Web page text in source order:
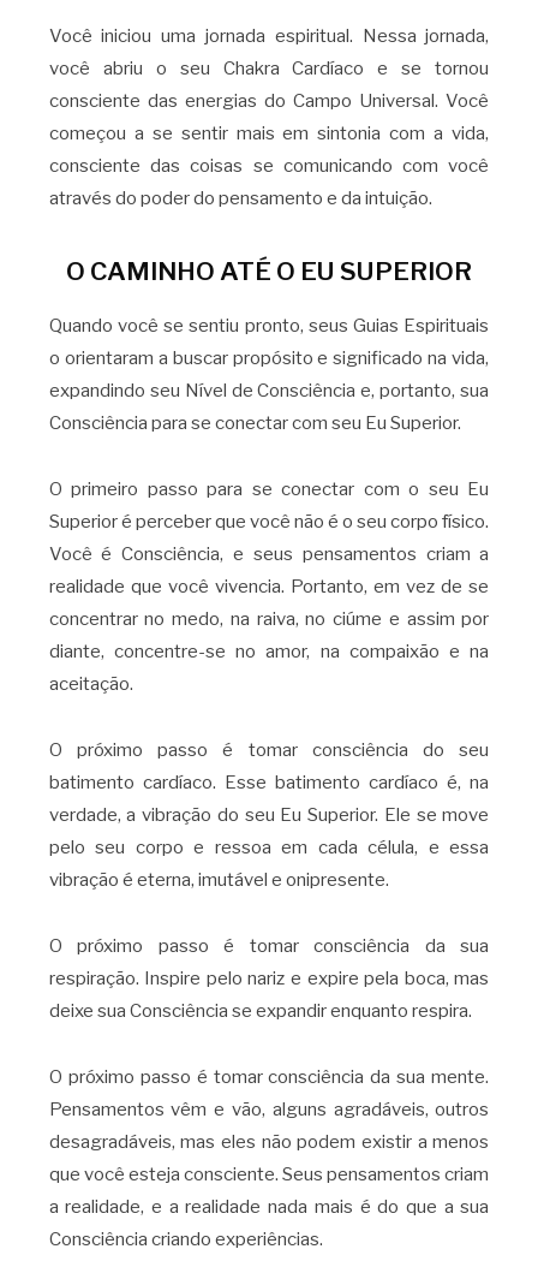
Você iniciou uma jornada espiritual. Nessa jornada,
você abriu o seu Chakra Cardíaco e se tornou
consciente das energias do Campo Universal. Você
começou a se sentir mais em sintonia com a vida,
consciente das coisas se comunicando com você
através do poder do pensamento e da intuição.
O CAMINHO ATÉ O EU SUPERIOR
Quando você se sentiu pronto, seus Guias Espirituais
o orientaram a buscar propósito e significado na vida,
expandindo seu Nível de Consciência e, portanto, sua
Consciência para se conectar com seu Eu Superior.
O primeiro passo para se conectar com o seu Eu
Superior é perceber que você não é o seu corpo físico.
Você é Consciência, e seus pensamentos criam a
realidade que você vivencia. Portanto, em vez de se
concentrar no medo, na raiva, no ciúme e assim por
diante, concentre-se no amor, na compaixão e na
aceitação.
O próximo passo é tomar consciência do seu
batimento cardíaco. Esse batimento cardíaco é, na
verdade, a vibração do seu Eu Superior. Ele se move
pelo seu corpo e ressoa em cada célula, e essa
vibração é eterna, imutável e onipresente.
O próximo passo é tomar consciência da sua
respiração. Inspire pelo nariz e expire pela boca, mas
deixe sua Consciência se expandir enquanto respira.
O próximo passo é tomar consciência da sua mente.
Pensamentos vêm e vão, alguns agradáveis, outros
desagradáveis, mas eles não podem existir a menos
que você esteja consciente. Seus pensamentos criam
a realidade, e a realidade nada mais é do que a sua
Consciência criando experiências.